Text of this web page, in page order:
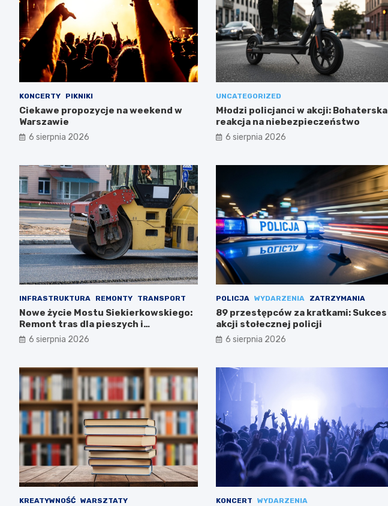
KONCERTY PIKNIKI
Ciekawe propozycje na weekend w
Warszawie
6 sierpnia 2026
UNCATEGORIZED
Młodzi policjanci w akcji: Bohaterska
reakcja na niebezpieczeństwo
6 sierpnia 2026
INFRASTRUKTURA REMONTY TRANSPORT
Nowe życie Mostu Siekierkowskiego:
Remont tras dla pieszych i
rowerzystów
6 sierpnia 2026
POLICJA WYDARZENIA ZATRZYMANIA
89 przestępców za kratkami: Sukces
akcji stołecznej policji
6 sierpnia 2026
KREATYWNOŚĆ WARSZTATY KONCERT WYDARZENIA